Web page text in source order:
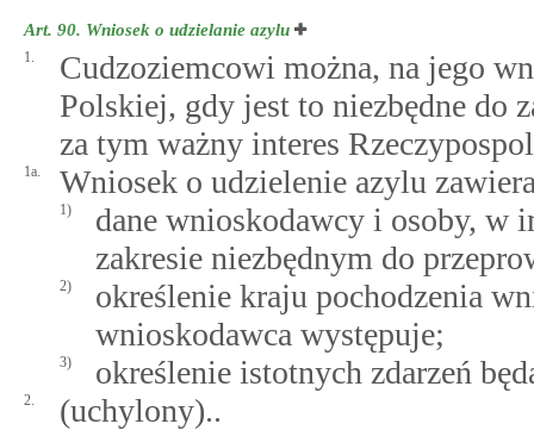
Art. 90. Wniosek o udzielanie azylu
1.
Cudzoziemcowi można, na jego
Polskiej, gdy jest to niezbędne do
za tym ważny interes
1a. Wniosek o udzielenie azylu
1)
dane wnioskodawcy i osoby, w
zakresie niezbędnym do
2)
określenie kraju pochodzenia
wnioskodawca występuje;
3) określenie istotnych zdarzeń
2. (uchylony)..